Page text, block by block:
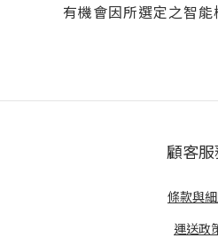
有機會因所選定之智
顧客
條款與
運送政